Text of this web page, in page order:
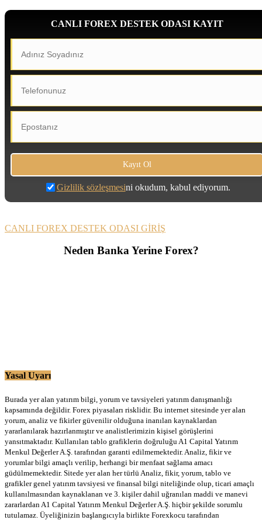
CANLI FOREX DESTEK ODASI KAYIT
Gizlilik sözleşmesini okudum, kabul ediyorum.
CANLI FOREX DESTEK ODASI GİRİŞ
Neden Banka Yerine Forex?
Yasal Uyarı
Burada yer alan yatırım bilgi, yorum ve tavsiyeleri yatırım danışmanlığı
kapsamında değildir. Forex piyasaları risklidir. Bu internet sitesinde yer alan
yorum, analiz ve fikirler güvenilir olduğuna inanılan kaynaklardan
yararlanılarak hazırlanmıştır ve analistlerimizin kişisel görüşlerini
yansıtmaktadır. Kullanılan tablo grafiklerin doğruluğu A1 Capital Yatırım
Menkul Değerler A.Ş. tarafından garanti edilmemektedir. Analiz, fikir ve
yorumlar bilgi amaçlı verilip, herhangi bir menfaat sağlama amacı
güdülmemektedir. Sitede yer alan her türlü Analiz, fikir, yorum, tablo ve
grafikler genel yatırım tavsiyesi ve finansal bilgi niteliğinde olup, ticari amaçlı
kullanılmasından kaynaklanan ve 3. kişiler dahil uğranılan maddi ve manevi
zararlardan A1 Capital Yatırım Menkul Değerler A.Ş. hiçbir şekilde sorumlu
tutulamaz. Üyeliğinizin başlangıcıyla birlikte Forexkocu tarafından